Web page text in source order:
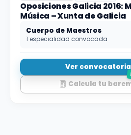
Oposiciones Galicia 2016:
Música – Xunta de Galicia
Cuerpo de Maestros
1 especialidad convocada
Ver convocatoria
Calcula tu